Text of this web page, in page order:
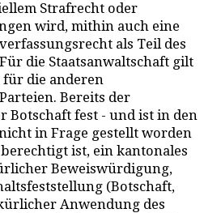
Strafrecht oder
wird, mithin auch eine
als Teil des
die Staatsanwaltschaft gilt
für die anderen
Bereits der
Botschaft fest - und ist in den
in Frage gestellt worden
ist, ein kantonales
Beweiswürdigung,
(Botschaft,
Anwendung des